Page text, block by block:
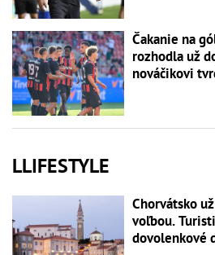
Čakanie na
rozhodla už
nováčikovi
LLIFESTYLE
Chorvátsko
voľbou.
dovolenkové